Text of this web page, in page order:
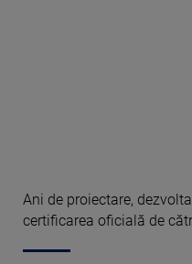
Ani de proiectare,
certificarea oficială de